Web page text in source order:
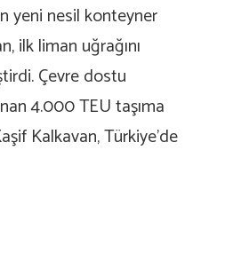
yeni nesil konteyner
ilk liman uğrağını
Çevre dostu
4.000 TEU taşıma
Kalkavan, Türkiye’de